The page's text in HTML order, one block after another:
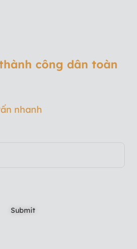
công dân toàn
nhanh